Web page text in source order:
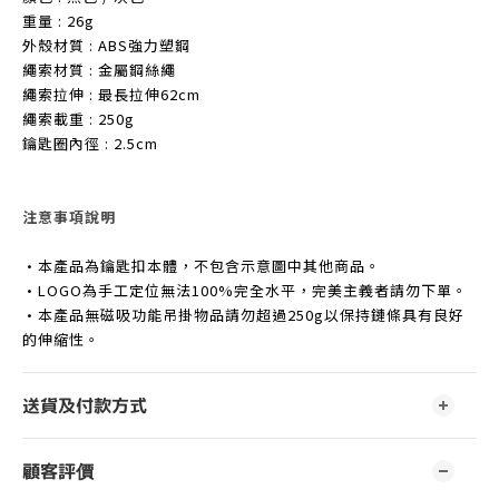
重量 : 26g
外殼材質 : ABS強力塑鋼
繩索材質 : 金屬鋼絲繩
繩索拉伸 : 最長拉伸62cm
繩索載重 : 250g
鑰匙圈內徑 : 2.5cm
注意事項說明
•本產品為鑰匙扣本體，不包含示意圖中其他商品。
•LOGO為手工定位無法100%完全水平，完美主義者請勿下單。
•本產品無磁吸功能吊掛物品請勿超過250g以保持鏈條具有良好
的伸縮性。
送貨及付款方式
顧客評價